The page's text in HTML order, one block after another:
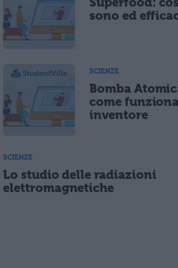
sono ed
SCIENZE
Bomba
come
inventore
SCIENZE
Lo studio delle radiazioni
elettromagnetiche